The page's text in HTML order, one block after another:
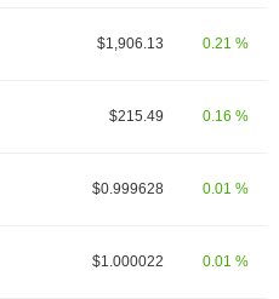
$1,906.13 0.21 %
$215.49 0.16 %
$0.999628 0.01 %
$1.000022 0.01 %